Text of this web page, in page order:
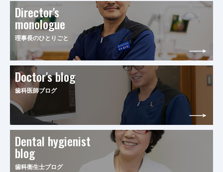
Director's
monologue
理事長のひとりごと
Doctor's blog
歯科医師ブログ
Dental hygienist
blog
歯科衛生士ブログ